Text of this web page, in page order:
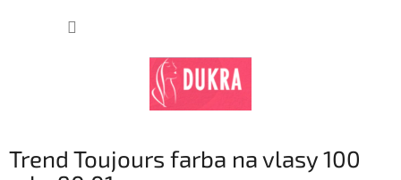
Trend Toujours farba na vlasy 100